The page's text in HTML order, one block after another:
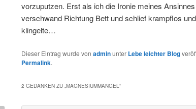
vorzuputzen. Erst als ich die Ironie meines
verschwand Richtung Bett und schlief krampflos
klingelte…
Dieser Eintrag wurde von adminunter Lebe leichter Blog
Permalink.
2 GEDANKEN ZU „MAGNESIUMMANGEL“